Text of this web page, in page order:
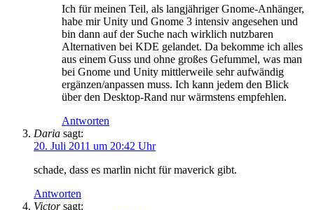
Ich für meinen Teil, als langjähriger Gnome-Anhänger,
habe mir Unity und Gnome 3 intensiv angesehen und
bin dann auf der Suche nach wirklich nutzbaren
Alternativen bei KDE gelandet. Da bekomme ich alles
aus einem Guss und ohne großes Gefummel, was man
bei Gnome und Unity mittlerweile sehr aufwändig
ergänzen/anpassen muss. Ich kann jedem den Blick
über den Desktop-Rand nur wärmstens empfehlen.
Antworten
Daria sagt:
20. Juli 2011 um 20:42 Uhr
schade, dass es marlin nicht für maverick gibt.
Antworten
Victor sagt: